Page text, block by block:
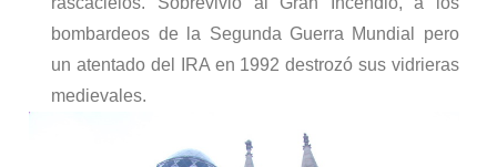
bombardeos de la Segunda Guerra Mundial pero
un atentado del IRA en 1992 destrozó sus vidrieras
medievales.